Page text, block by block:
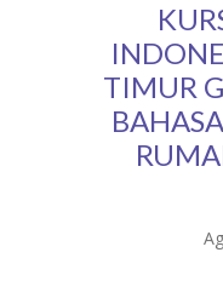
TIMUR